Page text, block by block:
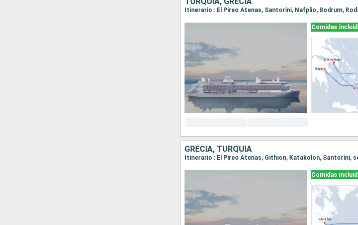
Comidas
GRECIA, TURQUÍA
Itinerario : El Pireo Atenas, Githion, Katakolon, Santoríni,
Comidas